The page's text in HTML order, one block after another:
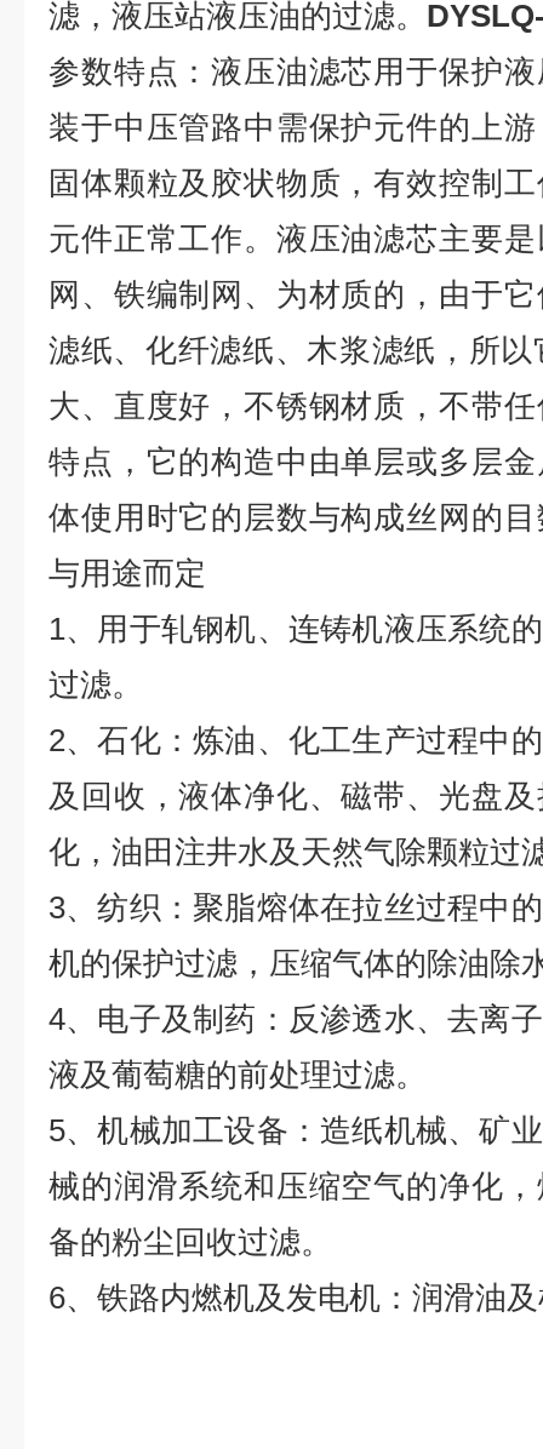
滤，液压站液压油的过滤。
参数特点：液压油滤芯用于保护
装于中压管路中需保护元件的上
固体颗粒及胶状物质，有效控制
元件正常工作。液压油滤芯主要
网、铁编制网、为材质的，由于
滤纸、化纤滤纸、木浆滤纸，所
大、直度好，不锈钢材质，不带
特点，它的构造中由单层或多层
体使用时它的层数与构成丝网的
与用途而定
1、用于轧钢机、连铸机液压系统
过滤。
2、石化：炼油、化工生产过程中
及回收，液体净化、磁带、光盘
化，油田注井水及天然气除颗粒过
3、纺织：聚脂熔体在拉丝过程中
机的保护过滤，压缩气体的除油除
4、电子及制药：反渗透水、去离
液及葡萄糖的前处理过滤。
5、机械加工设备：造纸机械、矿
械的润滑系统和压缩空气的净化
备的粉尘回收过滤。
6、铁路内燃机及发电机：润滑油